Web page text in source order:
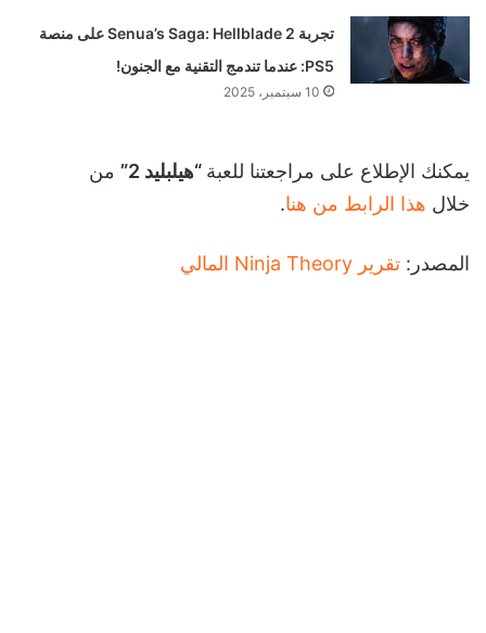
تجربة Senua’s Saga: Hellblade 2 على منصة
PS5: عندما تندمج التقنية مع الجنون!
10 سبتمبر، 2025
يمكنك الإطلاع على مراجعتنا للعبة “هيلبليد 2”
من
خلال هذا الرابط من هنا.
المصدر: تقرير Ninja Theory المالي